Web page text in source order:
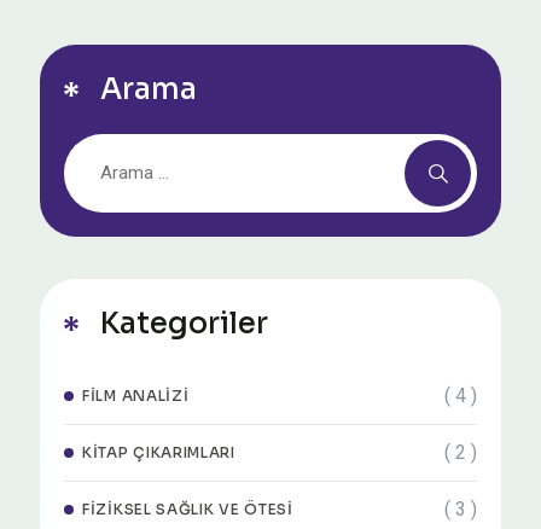
Arama
Kategoriler
FILM ANALIZI ( 4 )
KITAP ÇIKARIMLARI ( 2 )
FIZIKSEL SAĞLIK VE ÖTESI ( 3 )